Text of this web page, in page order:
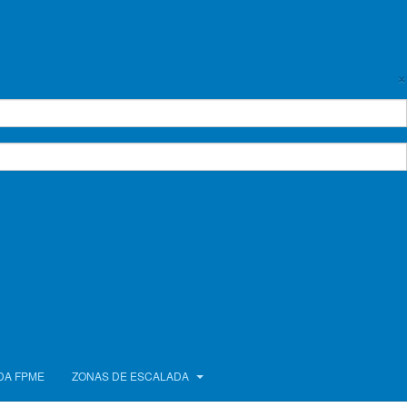
×
FPME ZONAS DE ESCALADA
2018